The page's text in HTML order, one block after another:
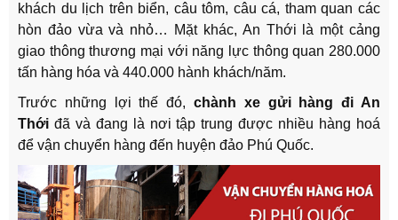
khách du lịch trên biển, câu tôm, câu cá, tham quan các
hòn đảo vừa và nhỏ… Mặt khác, An Thới là một cảng
giao thông thương mại với năng lực thông quan 280.000
tấn hàng hóa và 440.000 hành khách/năm.
Trước những lợi thế đó, chành xe gửi hàng đi An
Thới đã và đang là nơi tập trung được nhiều hàng hoá
để vận chuyển hàng đến huyện đảo Phú Quốc.